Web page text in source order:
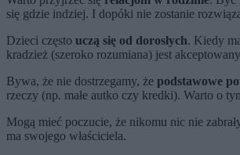
się gdzie indziej. I dopóki nie zostanie
Dzieci często uczą się od dorosłych. Kiedy
kradzież (szeroko rozumiana) jest
Bywa, że nie dostrzegamy, że podstawowe
rzeczy (np. małe autko czy kredki). Warto o
Mogą mieć poczucie, że nikomu nic nie
ma swojego właściciela.